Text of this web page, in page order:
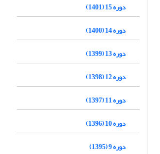
دوره 15 (1401)
دوره 14 (1400)
دوره 13 (1399)
دوره 12 (1398)
دوره 11 (1397)
دوره 10 (1396)
دوره 9 (1395)